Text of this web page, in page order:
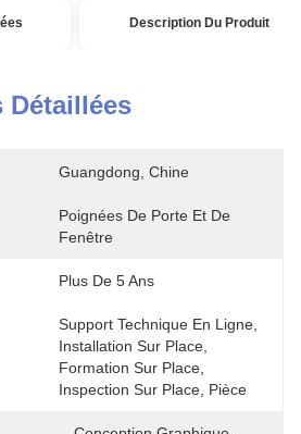
Description Du Produit
Détaillées
Guangdong, Chine
Poignées De Porte Et De
Fenêtre
Plus De 5 Ans
Support Technique En Ligne,
Installation Sur Place,
Formation Sur Place,
Inspection Sur Place, Pièce